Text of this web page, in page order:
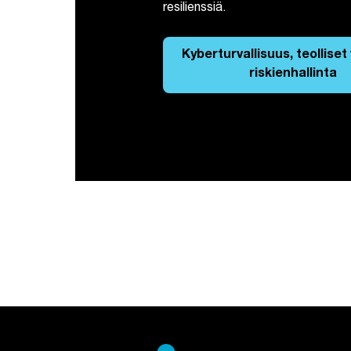
resilienssiä.
Kyberturvallisuus, teolliset
riskienhallinta